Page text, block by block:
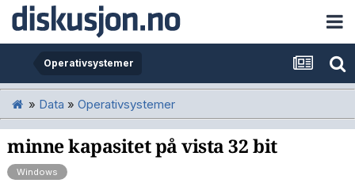
Operativsystemer
» Data » Operativsystemer
minne kapasitet på vista 32 bit
Windows